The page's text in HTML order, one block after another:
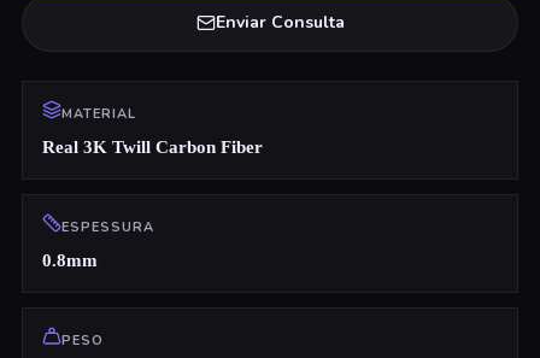
Enviar Consulta
MATERIAL
Real 3K Twill Carbon Fiber
ESPESSURA
0.8mm
PESO